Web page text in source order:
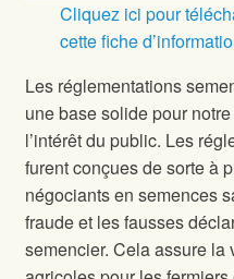
Cliquez ici pour
cette fiche
Les réglementations
une base solide pour
l’intérêt du public. Les
furent conçues de sorte à
négociants en semences
fraude et les fausses
semencier. Cela assure la